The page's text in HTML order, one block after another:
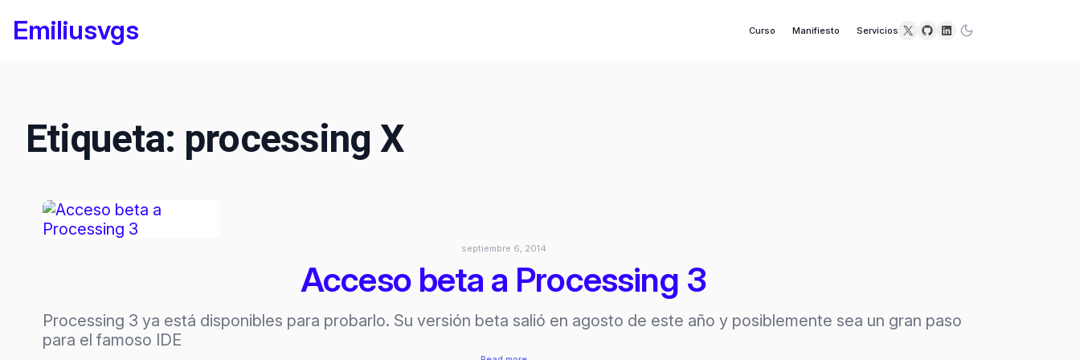
Emiliusvgs Curso Manifiesto Servicios X GitHubLinkedIn
Etiqueta: processing X
septiembre 6, 2014
Acceso beta a Processing 3
Processing 3 ya está disponibles para probarlo. Su versión beta salió en agosto de este año y posiblemente sea un gran paso
para el famoso IDE